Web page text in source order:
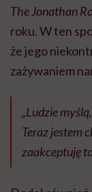
The Jonathan
roku. W ten
że jego
zażywaniem
„Ludzie
Teraz jestem
zaakceptuję